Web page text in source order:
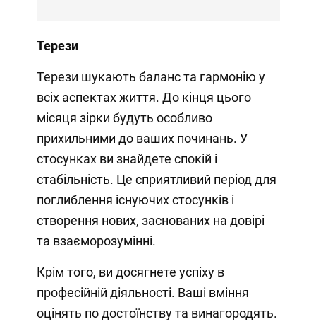
Терези
Терези шукають баланс та гармонію у
всіх аспектах життя. До кінця цього
місяця зірки будуть особливо
прихильними до ваших починань. У
стосунках ви знайдете спокій і
стабільність. Це сприятливий період для
поглиблення існуючих стосунків і
створення нових, заснованих на довірі
та взаєморозумінні.
Крім того, ви досягнете успіху в
професійній діяльності. Ваші вміння
оцінять по достоїнству та винагородять.